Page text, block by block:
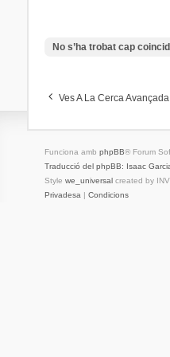
No s’ha trobat cap
Ves A La Cerca Avançada
Funciona amb phpBB® Forum
Traducció del phpBB: Isaac
Style we_universalcreated by
Privadesa | Condicions